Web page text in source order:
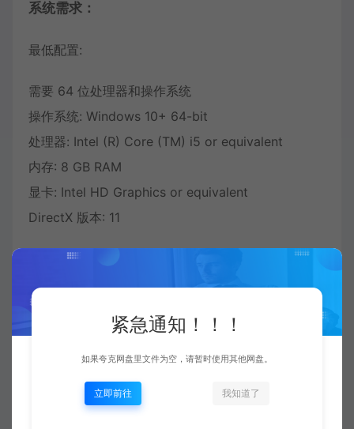
系统需求：
最低配置:
需要 64 位处理器和操作系统
操作系统: Windows 10+ 64-bit
处理器: Intel (R) Core (TM) i5 or equivalent
内存: 8 GB RAM
显卡: Intel HD Graphics or equivalent
DirectX 版本: 11
推荐配置:
需要 64 位处理器和操作系统
紧急通知！！！
如果夸克网盘里文件为空，请暂时使用其他网盘。
立即前往 我知道了